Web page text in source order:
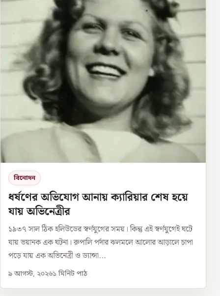
বিনোদন
ধর্ষণের অভিযোগ আনায় ক্যারিয়ার শেষ হয়ে
যায় অভিনেত্রীর
১৯৩৭ সাল ঠিক হলিউডের স্বর্ণযুগের সময়। কিন্তু এই স্বর্ণযুগেই ঘটে
যায় ভয়ানক এক ঘটনা। রুপালি পর্দার ঝলমলে আলোর আড়ালে চাপা
পড়ে যায় এক অভিনেত্রী ও ড্যান্সা...
৯ আগস্ট, ২০২৬১ মিনিট পাঠ